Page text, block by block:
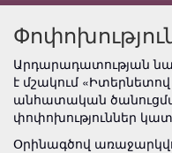
Արդարադատության
է մշակում
անհատական
փոփոխություններ
Օրինագծով